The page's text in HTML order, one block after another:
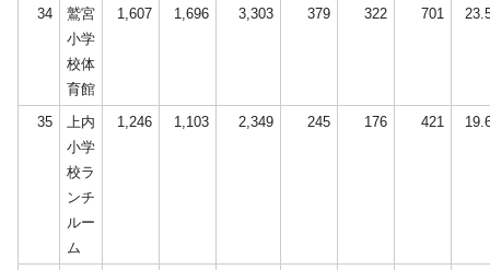
34
鷲宮
小学
校体
育館
1,607 1,696 3,303 379 322 701
35
上内
小学
校ラ
ンチ
ルー
ム
1,246 1,103 2,349 245 176 421